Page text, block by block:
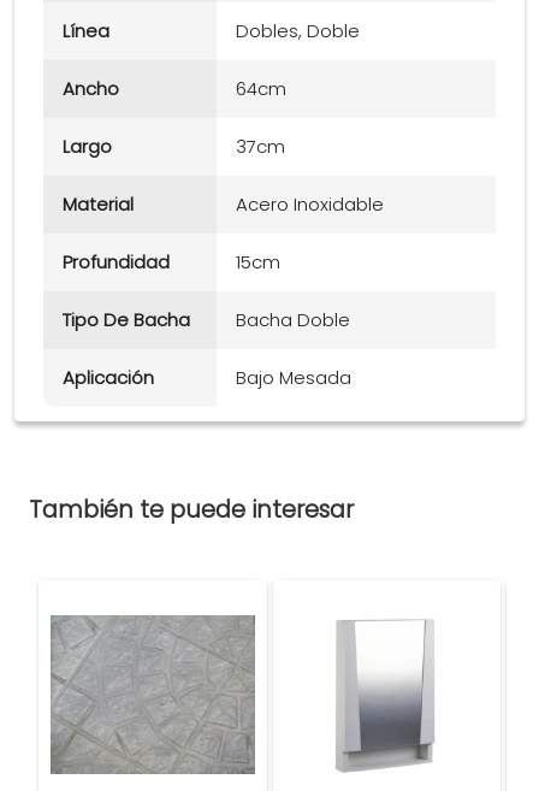
Línea Dobles, Doble
Ancho 64cm
Largo 37cm
Material Acero Inoxidable
Profundidad 15cm
Tipo De Bacha Bacha Doble
Aplicación Bajo Mesada
También te puede interesar